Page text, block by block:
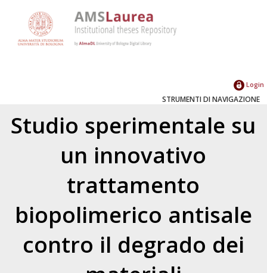
Login
STRUMENTI DI NAVIGAZIONE
Studio sperimentale su
un innovativo
trattamento
biopolimerico antisale
contro il degrado dei